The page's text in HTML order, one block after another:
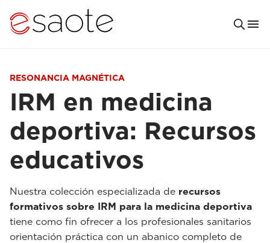
RESONANCIA MAGNÉTICA
IRM en medicina
deportiva: Recursos
educativos
Nuestra colección especializada de recursos
formativos sobre IRM para la medicina deportiva
tiene como fin ofrecer a los profesionales sanitarios
orientación práctica con un abanico completo de